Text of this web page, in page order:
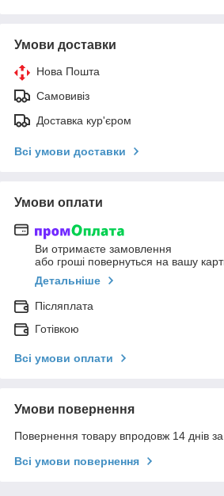
Умови доставки
Нова Пошта
Самовивіз
Доставка кур'єром
Всі умови доставки
Умови оплати
Ви отримаєте замовлення
або гроші повернуться на вашу
Детальніше
Післяплата
Готівкою
Всі умови оплати
Умови повернення
Повернення товару впродовж 14 днів
Всі умови повернення